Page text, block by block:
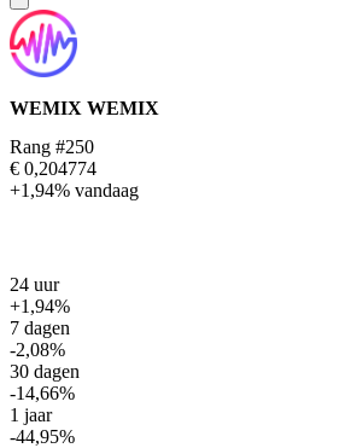
WEMIX WEMIX
Rang #250
€ 0,204774
+1,94% vandaag
24 uur
+1,94%
7 dagen
-2,08%
30 dagen
-14,66%
1 jaar
-44,95%